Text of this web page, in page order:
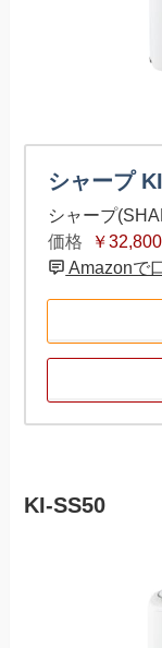
シャープ
シャープ
価格
￥32,800
Amazonで
KI-SS50